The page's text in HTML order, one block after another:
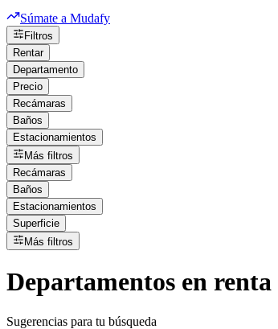
Súmate a Mudafy
Filtros
Rentar
Departamento
Precio
Recámaras
Baños
Estacionamientos
Más filtros
Recámaras
Baños
Estacionamientos
Superficie
Más filtros
Departamentos en renta
Sugerencias para tu búsqueda